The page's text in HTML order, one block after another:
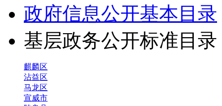
政府信息公开基本目录
基层政务公开标准目
麒麟区
沾益区
马龙区
宣威市